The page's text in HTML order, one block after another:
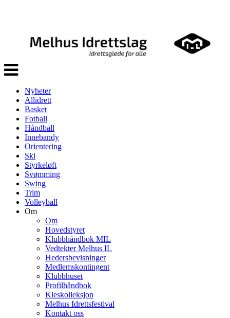
Veksle
navigasjon
Nyheter
Allidrett
Basket
Fotball
Håndball
Innebandy
Orientering
Ski
Styrkeløft
Svømming
Swing
Trim
Volleyball
Om
Om
Hovedstyret
Klubbhåndbok MIL
Vedtekter Melhus IL
Hedersbevisninger
Medlemskontingent
Klubbhuset
Profilhåndbok
Kleskolleksjon
Melhus Idrettsfestival
Kontakt oss